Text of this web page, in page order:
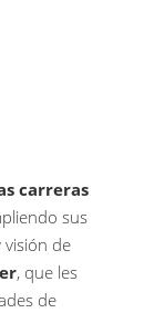
carreras
sus
visión de
, que les
de